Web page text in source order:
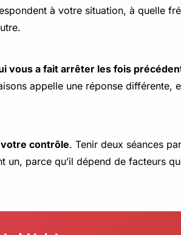
à votre situation, à quelle
vous a fait arrêter les fois
appelle une réponse différente,
contrôle. Tenir deux séances
parce qu’il dépend de facteurs